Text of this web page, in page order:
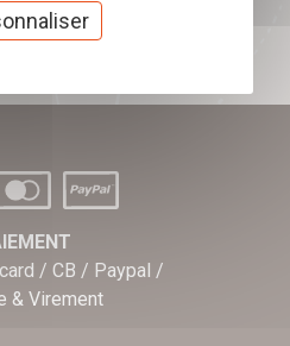
cadeaux
/ CB / Paypal /
& Virement